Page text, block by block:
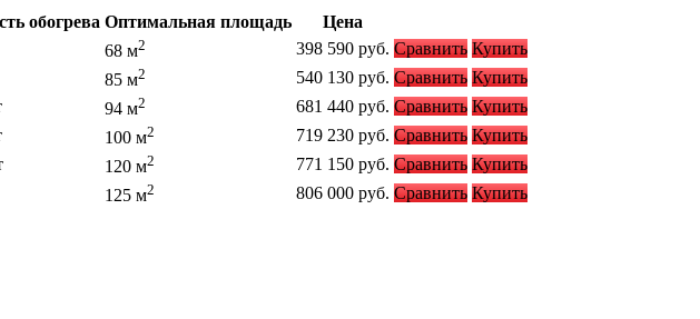
обогрева Оптимальная площадь
Цена
68 м2 398 590 руб. Сравнить Купить
85 м2 540 130 руб. Сравнить Купить
94 м2 681 440 руб. Сравнить Купить
100 м2 719 230 руб. Сравнить Купить
120 м2 771 150 руб. Сравнить Купить
125 м2 806 000 руб. Сравнить Купить